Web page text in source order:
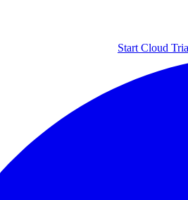
Start Cloud